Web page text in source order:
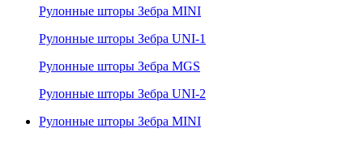
Рулонные шторы Зебра MINI
Рулонные шторы Зебра UNI-1
Рулонные шторы Зебра MGS
Рулонные шторы Зебра UNI-2
Рулонные шторы Зебра MINI